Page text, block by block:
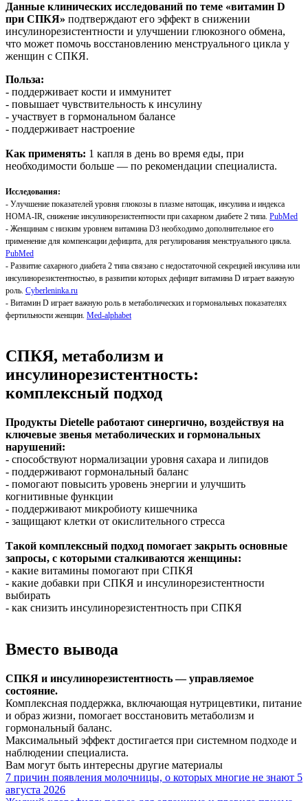
Данные клинических исследований по теме «витамин D
при СПКЯ» подтверждают его эффект в снижении
инсулинорезистентности и улучшении глюкозного обмена,
что может помочь восстановлению менструального цикла у
женщин с СПКЯ.
Польза:
- поддерживает кости и иммунитет
- повышает чувствительность к инсулину
- участвует в гормональном балансе
- поддерживает настроение
Как применять: 1 капля в день во время еды, при
необходимости больше — по рекомендации специалиста.
Исследования:
- Улучшение показателей уровня глюкозы в плазме натощак, инсулина и индекса
HOMA-IR, снижение инсулинорезистентности при сахарном диабете 2 типа. PubMed
- Женщинам с низким уровнем витамина D3 необходимо дополнительное его
применение для компенсации дефицита, для регулирования менструального цикла.
PubMed
- Развитие сахарного диабета 2 типа связано с недостаточной секрецией инсулина или
инсулинорезистентностью, в развитии которых дефицит витамина D играет важную
роль. Cyberleninka.ru
- Витамин D играет важную роль в метаболических и гормональных показателях
фертильности женщин. Med-alphabet
СПКЯ, метаболизм и
инсулинорезистентность:
комплексный подход
Продукты Dietelle работают синергично, воздействуя на
ключевые звенья метаболических и гормональных
нарушений:
- способствуют нормализации уровня сахара и липидов
- поддерживают гормональный баланс
- помогают повысить уровень энергии и улучшить
когнитивные функции
- поддерживают микробиоту кишечника
- защищают клетки от окислительного стресса
Такой комплексный подход помогает закрыть основные
запросы, с которыми сталкиваются женщины:
- какие витамины помогают при СПКЯ
- какие добавки при СПКЯ и инсулинорезистентности
выбирать
- как снизить инсулинорезистентность при СПКЯ
Вместо вывода
СПКЯ и инсулинорезистентность — управляемое
состояние.
Комплексная поддержка, включающая нутрицевтики, питание
и образ жизни, помогает восстановить метаболизм и
гормональный баланс.
Максимальный эффект достигается при системном подходе и
наблюдении специалиста.
Вам могут быть интересны другие материалы
7 причин появления молочницы, о которых многие не знают 5
августа 2026